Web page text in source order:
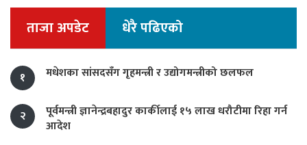
ताजा अपडेट धेरै पढिएको
१ मधेशका सांसदसँग गृहमन्त्री र उद्योगमन्त्रीको छलफल
२
पूर्वमन्त्री ज्ञानेन्द्रबहादुर कार्कीलाई १५ लाख धरौटीमा रिहा गर्न
आदेश